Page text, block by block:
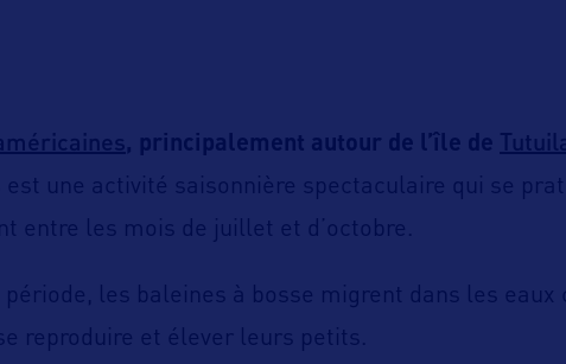
, principalement autour de l’île de
est une activité saisonnière spectaculaire qui se
entre les mois de juillet et d’octobre.
les baleines à bosse migrent dans les eaux
reproduire et élever leurs petits.